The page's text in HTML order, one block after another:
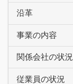
沿革
事業の内容
関係会社の状況
従業員の状況